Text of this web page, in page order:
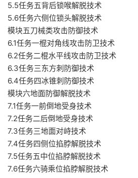
5.5任务五背后锁喉解脱技术
5.6任务六侧位锁头解脱技术
模块五刀械类攻击防御技术
6.1任务一棍对角线攻击防卫技术
6.2任务二棍水平线攻击防卫技术
6.3任务三东方刺防御技术
6.4任务四冰锥刺防御技术
模块六地面防御解脱技术
7.1任务一前倒地受身技术
7.2任务二后倒地受身技术
7.3任务三地面对峙技术
7.4任务四侧位掐脖解脱技术
7.5任务五中位掐脖解脱技术
7.6任务六骑乘位掐脖解脱技术